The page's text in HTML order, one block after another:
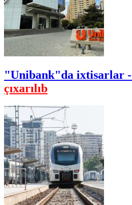
"Unibank"da ixtisarlar -
çıxarılıb